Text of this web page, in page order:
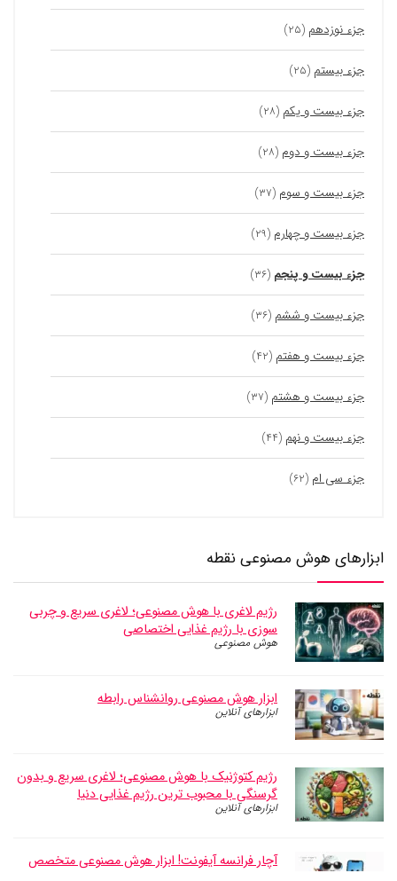
جزء نوزدهم (۲۵)
جزء بیستم (۲۵)
جزء بیست و یکم (۲۸)
جزء بیست و دوم (۲۸)
جزء بیست و سوم (۳۷)
جزء بیست و چهارم (۲۹)
جزء بیست و پنجم (۳۶)
جزء بیست و ششم (۳۶)
جزء بیست و هفتم (۴۲)
جزء بیست و هشتم (۳۷)
جزء بیست و نهم (۴۴)
جزء سی ام (۶۲)
ابزارهای هوش مصنوعی نقطه
رژیم لاغری با هوش مصنوعی؛ لاغری سریع و چربی
سوزی با رژیم غذایی اختصاصی
هوش مصنوعی
ابزار هوش مصنوعی روانشناس رابطه
ابزارهای آنلاین
رژیم کتوژنیک با هوش مصنوعی؛ لاغری سریع و بدون
گرسنگی با محبوب ترین رژیم غذایی دنیا
ابزارهای آنلاین
آچار فرانسه آیفونت! ابزار هوش مصنوعی متخصص